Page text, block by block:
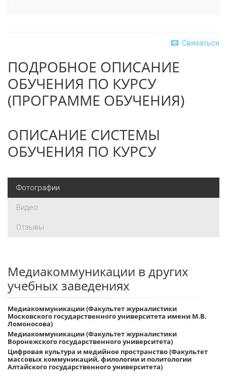
Связаться
ПОДРОБНОЕ ОПИСАНИЕ
ОБУЧЕНИЯ ПО КУРСУ
(ПРОГРАММЕ ОБУЧЕНИЯ)
ОПИСАНИЕ СИСТЕМЫ
ОБУЧЕНИЯ ПО КУРСУ
Фотографии
Видео
Отзывы
Медиакоммуникации в других
учебных заведениях
Медиакоммуникации (Факультет журналистики
Московского государственного университета имени М.В.
Ломоносова)
Медиакоммуникации (Факультет журналистики
Воронежского государственного университета)
Цифровая культура и медийное пространство (Факультет
массовых коммуникаций, филологии и политологии
Алтайского государственного университета)